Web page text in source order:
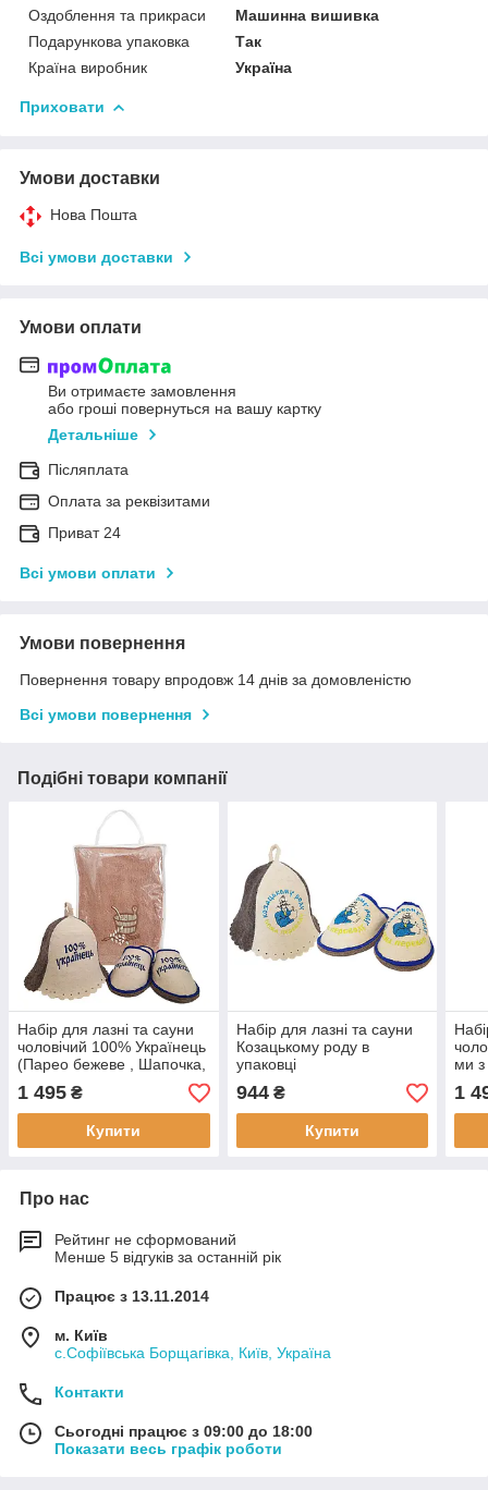
Оздоблення та прикраси
Машинна вишивка
Подарункова упаковка
Так
Країна виробник
Україна
Приховати
Умови доставки
Нова Пошта
Всі умови доставки
Умови оплати
Ви отримаєте замовлення
або гроші повернуться на вашу картку
Детальніше
Післяплата
Оплата за реквізитами
Приват 24
Всі умови оплати
Умови повернення
Повернення товару впродовж 14 днів за домовленістю
Всі умови повернення
Подібні товари компанії
Набір для лазні та сауни
чоловічий 100% Українець
(Парео бежеве , Шапочка,
Тапочки 43-44) в упаковці
1 495 ₴
Купити
Набір для лазні та сауни
Козацькому роду в
упаковці
944₴
Купити
ми з
1
Про нас
Рейтинг не сформований
Менше 5 відгуків за останній рік
Працює з 13.11.2014
м. Київ
с.Софіївська Борщагівка, Київ, Україна
Контакти
Сьогодні працює з 09:00 до 18:00
Показати весь графік роботи